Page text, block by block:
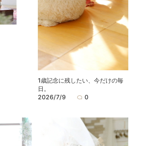
1歳記念に残したい、今だけの毎
日。
2026/7/9
0